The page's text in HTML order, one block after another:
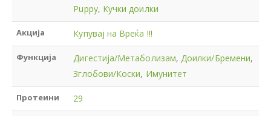
Puppy, Кучки доилки
Акција Купувај на Вреќа !!!
Функција Дигестија/Метаболизам,Доилки/Бремени,
Зглобови/Коски, Имунитет
Протеини 29